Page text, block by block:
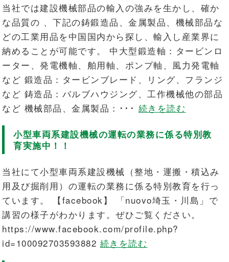
当社では建設機械部品の輸入の強みを生かし、確か
な品質の 、下記の鋳鍛造品、金属製品、機械部品な
どの工業用品を中国国内から探し、輸入し産業界に
納めることが可能です。 中大型鍛造軸：タービンロ
ーター、発電機軸、舶用軸、ポンプ軸、風力発電軸
など 鍛造品：タービンブレード、リング、フランジ
など 鋳造品：バルブハウジング、工作機械他の部品
など 機械部品、金属製品：･･･ 続きを読む
小型車両系建設機械の運転の業務に係る特別教
育実施中！！
当社にて小型車両系建設機械（整地・運搬・積込み
用及び掘削用）の運転の業務に係る特別教育を行っ
ています。 【facebook】 「nuovo埼玉・川島」で
講習の様子がわかります。ぜひご覧ください。
https://www.facebook.com/profile.php?
id=100092703593882 続きを読む